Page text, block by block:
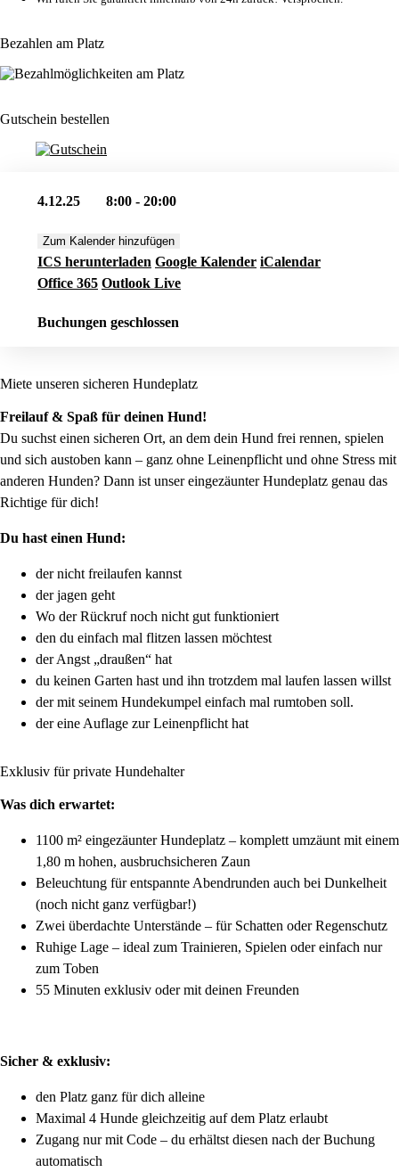
Bezahlen am Platz
Gutschein bestellen
4.12.25 8:00 - 20:00
Zum Kalender hinzufügen
ICS herunterladen Google Kalender iCalendar
Office 365 Outlook Live
Buchungen geschlossen
Miete unseren sicheren Hundeplatz
Freilauf & Spaß für deinen Hund!
Du suchst einen sicheren Ort, an dem dein Hund frei rennen, spielen
und sich austoben kann – ganz ohne Leinenpflicht und ohne Stress mit
anderen Hunden? Dann ist unser eingezäunter Hundeplatz genau das
Richtige für dich!
Du hast einen Hund:
der nicht freilaufen kannst
der jagen geht
Wo der Rückruf noch nicht gut funktioniert
den du einfach mal flitzen lassen möchtest
der Angst „draußen“ hat
du keinen Garten hast und ihn trotzdem mal laufen lassen willst
der mit seinem Hundekumpel einfach mal rumtoben soll.
der eine Auflage zur Leinenpflicht hat
Exklusiv für private Hundehalter
Was dich erwartet:
1100 m² eingezäunter Hundeplatz – komplett umzäunt mit einem
1,80 m hohen, ausbruchsicheren Zaun
Beleuchtung für entspannte Abendrunden auch bei Dunkelheit
(noch nicht ganz verfügbar!)
Zwei überdachte Unterstände – für Schatten oder Regenschutz
Ruhige Lage – ideal zum Trainieren, Spielen oder einfach nur
zum Toben
55 Minuten exklusiv oder mit deinen Freunden
Sicher & exklusiv:
den Platz ganz für dich alleine
Maximal 4 Hunde gleichzeitig auf dem Platz erlaubt
Zugang nur mit Code – du erhältst diesen nach der Buchung
automatisch